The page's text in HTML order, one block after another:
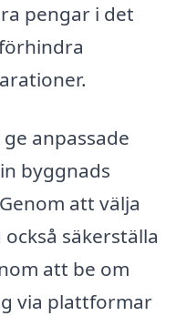
pengar i det
anpassade
byggnads
att välja
säkerställa
att be om
via plattformar